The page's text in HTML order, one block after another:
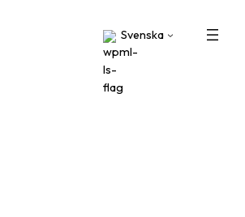
Svenska